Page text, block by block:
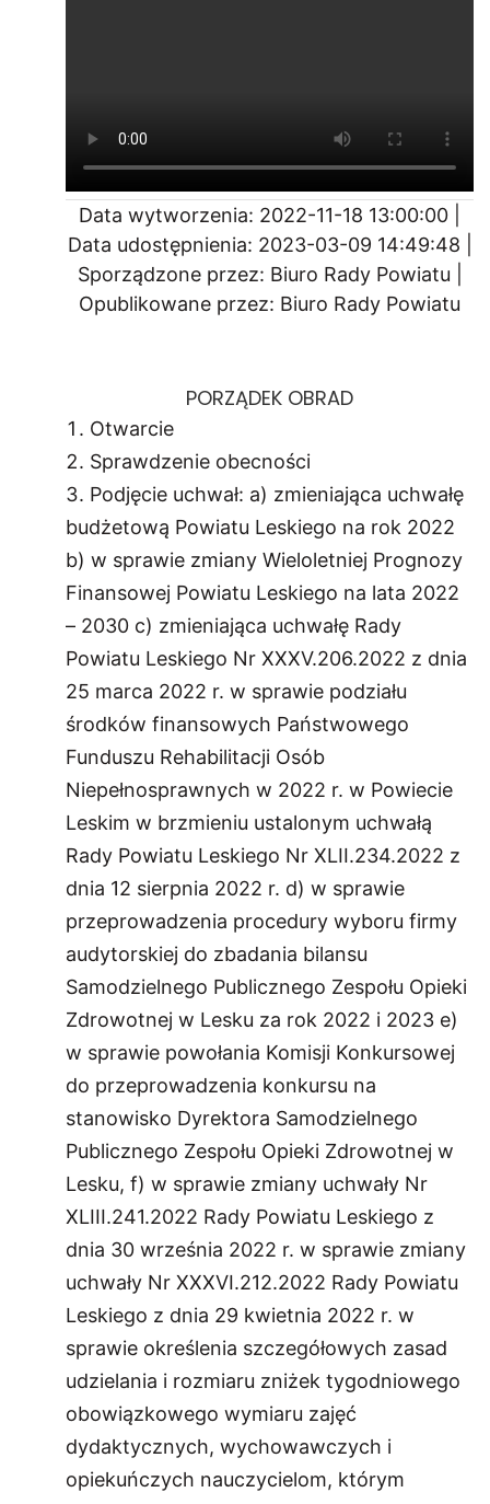
Data wytworzenia: 2022-11-18 13:00:00 |
Data udostępnienia: 2023-03-09 14:49:48 |
Sporządzone przez: Biuro Rady Powiatu |
Opublikowane przez: Biuro Rady Powiatu
PORZĄDEK OBRAD
Otwarcie
Sprawdzenie obecności
Podjęcie uchwał: a) zmieniająca uchwałę
budżetową Powiatu Leskiego na rok 2022
b) w sprawie zmiany Wieloletniej Prognozy
Finansowej Powiatu Leskiego na lata 2022
– 2030 c) zmieniająca uchwałę Rady
Powiatu Leskiego Nr XXXV.206.2022 z dnia
25 marca 2022 r. w sprawie podziału
środków finansowych Państwowego
Funduszu Rehabilitacji Osób
Niepełnosprawnych w 2022 r. w Powiecie
Leskim w brzmieniu ustalonym uchwałą
Rady Powiatu Leskiego Nr XLII.234.2022 z
dnia 12 sierpnia 2022 r. d) w sprawie
przeprowadzenia procedury wyboru firmy
audytorskiej do zbadania bilansu
Samodzielnego Publicznego Zespołu Opieki
Zdrowotnej w Lesku za rok 2022 i 2023 e)
w sprawie powołania Komisji Konkursowej
do przeprowadzenia konkursu na
stanowisko Dyrektora Samodzielnego
Publicznego Zespołu Opieki Zdrowotnej w
Lesku, f) w sprawie zmiany uchwały Nr
XLIII.241.2022 Rady Powiatu Leskiego z
dnia 30 września 2022 r. w sprawie zmiany
uchwały Nr XXXVI.212.2022 Rady Powiatu
Leskiego z dnia 29 kwietnia 2022 r. w
sprawie określenia szczegółowych zasad
udzielania i rozmiaru zniżek tygodniowego
obowiązkowego wymiaru zajęć
dydaktycznych, wychowawczych i
opiekuńczych nauczycielom, którym